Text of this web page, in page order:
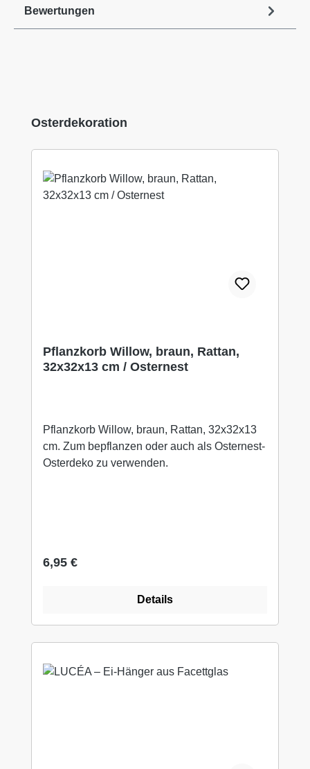
Bewertungen
Produktgalerie überspringen
Osterdekoration
Pflanzkorb Willow, braun, Rattan,
32x32x13 cm / Osternest
Pflanzkorb Willow, braun, Rattan, 32x32x13
cm. Zum bepflanzen oder auch als Osternest-
Osterdeko zu verwenden.
Regulärer Preis:
6,95 €
Details